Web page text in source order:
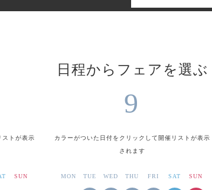
日程からフェアを選ぶ
ストが表示
SUN
9
カラーがついた日付をクリックして 開催リストが表示
されます
MON TUE WED THU FRI SAT SUN